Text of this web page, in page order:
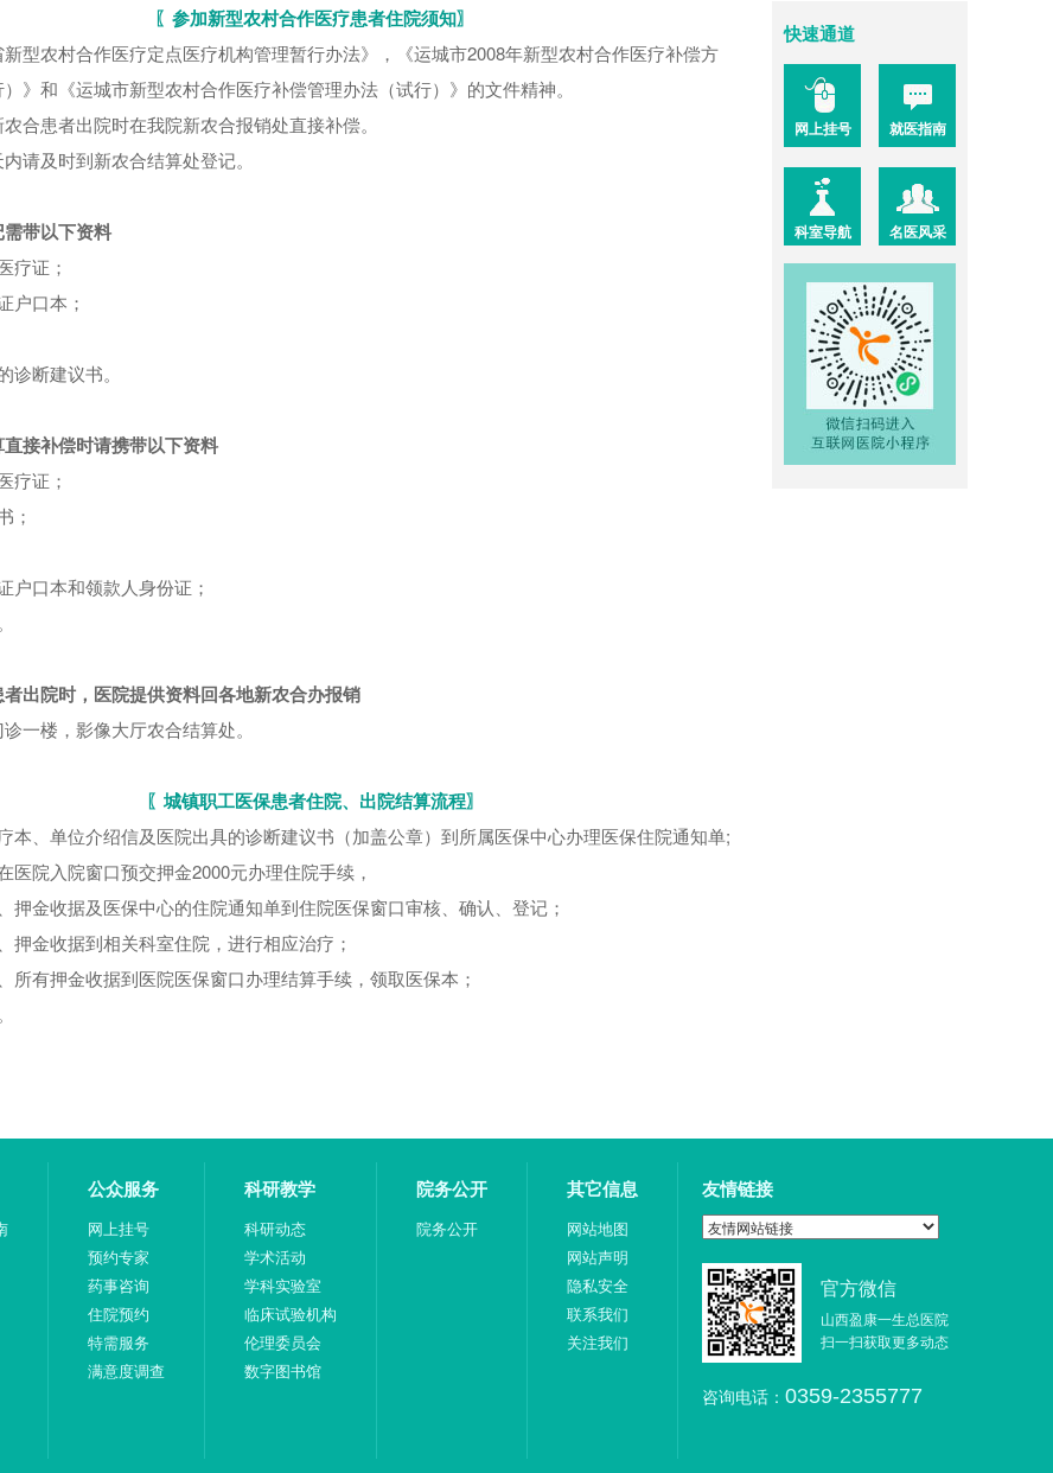
〖参加新型农村合作医疗患者住院须知〗
型农村合作医疗定点医疗机构管理暂行办法》，《运城市2008年新型农村合作医疗补偿方
》和《运城市新型农村合作医疗补偿管理办法（试行）》的文件精神。
合患者出院时在我院新农合报销处直接补偿。
请及时到新农合结算处登记。
带以下资料
疗证；
户口本；
诊断建议书。
接补偿时请携带以下资料
疗证；
；
户口本和领款人身份证；
出院时，医院提供资料回各地新农合办报销
一楼，影像大厅农合结算处。
〖城镇职工医保患者住院、出院结算流程〗
本、单位介绍信及医院出具的诊断建议书（加盖公章）到所属医保中心办理医保住院通知单;
医院入院窗口预交押金2000元办理住院手续，
押金收据及医保中心的住院通知单到住院医保窗口审核、确认、登记；
押金收据到相关科室住院，进行相应治疗；
所有押金收据到医院医保窗口办理结算手续，领取医保本；
快速通道
网上挂号 就医指南
科室导航 名医风采
公众服务
网上挂号
预约专家
药事咨询
住院预约
特需服务
满意度调查
科研教学
科研动态
学术活动
学科实验室
临床试验机构
伦理委员会
数字图书馆
院务公开
院务公开
其它信息
网站地图
网站声明
隐私安全
联系我们
关注我们
友情链接
官方微信
山西盈康一生总医院
扫一扫获取更多动态
咨询电话： 0359-2355777